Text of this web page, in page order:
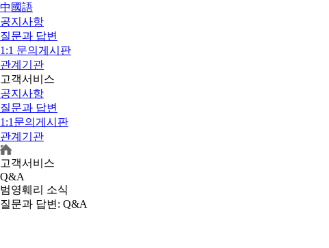
中國語
공지사항
질문과 답변
1:1 문의게시판
관계기관
고객서비스
공지사항
질문과 답변
1:1문의게시판
관계기관
고객서비스
Q&A
범영훼리 소식
질문과 답변 : Q&A